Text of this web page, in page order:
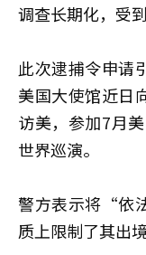
调查长期化，受
此次逮捕令申请
美国大使馆近日
访美，参加7月
世界巡演。
警方表示将“依
质上限制了其出